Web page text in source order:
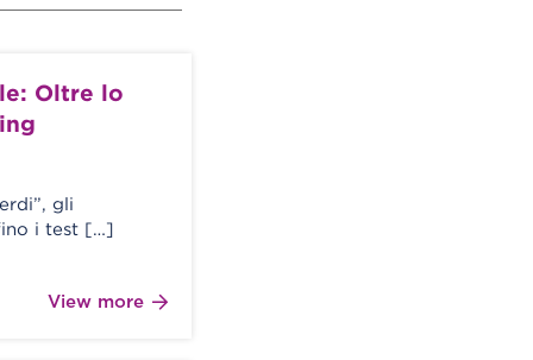
Oltre lo
gli
i test […]
View more